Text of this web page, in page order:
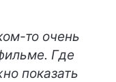
то очень
Где
показать